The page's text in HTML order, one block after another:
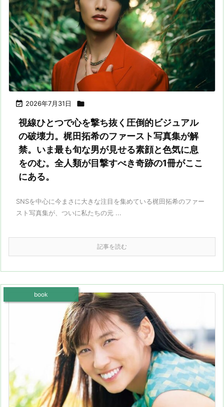
 2026年7月31日 
視線ひとつで心を撃ち抜く圧倒的ビジュアル
の破壊力。梶田拓希のファースト写真集が解
禁。いま最も旬な男が見せる素顔と色気に息
をのむ。全人類が目撃すべき奇跡の1冊がここ
にある。
SNSを中心に今まさに大きな注目を集めている梶田拓希のファー
スト写真集が、ついに私たちの元 ...
記事を読む
book